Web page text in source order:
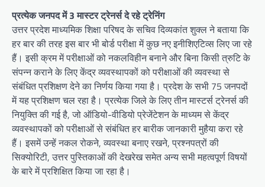
प्रत्येक जनपद में 3 मास्टर ट्रेनर्स दे रहे ट्रेनिंग
उत्तर प्रदेश माध्यमिक शिक्षा परिषद के सचिव दिव्यकांत शुक्ल ने बताया कि
हर बार की तरह इस बार भी बोर्ड परीक्षा में कुछ नए इनीशिएटिव्स लिए जा रहे
हैं। इसी क्रम में परीक्षाओं को नकलविहीन बनाने और बिना किसी त्रुटि के
संपन्न कराने के लिए केंद्र व्यवस्थापकों को परीक्षाओं की व्यवस्था से
संबंधित प्रशिक्षण देने का निर्णय किया गया है। प्रदेश के सभी 75 जनपदों
में यह प्रशिक्षण चल रहा है। प्रत्येक जिले के लिए तीन मास्टर्स ट्रेनर्स की
नियुक्ति की गई है, जो ऑडियो-वीडियो प्रेजेंटेशन के माध्यम से केंद्र
व्यवस्थापकों को परीक्षाओं से संबंधित हर बारीक जानकारी मुहैया करा रहे
हैं। इसमें उन्हें नकल रोकने, व्यवस्था बनाए रखने, प्रश्नपत्रों की
सिक्योरिटी, उत्तर पुस्तिकाओं की देखरेख समेत अन्य सभी महत्वपूर्ण विषयों
के बारे में प्रशिक्षित किया जा रहा है।